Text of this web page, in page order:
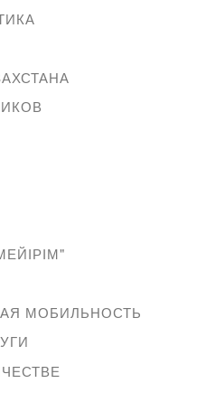
МОБИЛЬНОСТЬ